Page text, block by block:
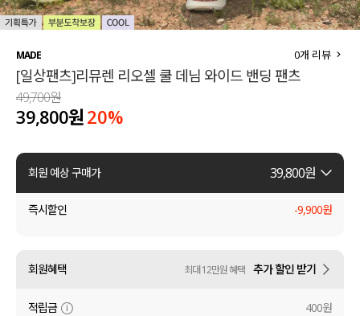
110사이즈
티셔츠
팬츠
셔츠
원피스
수영복
아우터
스커트
언더웨어
MADE
[일상팬츠]리뮤렌 리오셀 쿨 데님 와이드 밴딩 팬츠
0개 리뷰
49,700원
39,800원 20%
회원 예상 구매가 39,800원
즉시할인 -9,900원
회원혜택 최대 12만원 혜택 추가 할인 받기
적립금 400원